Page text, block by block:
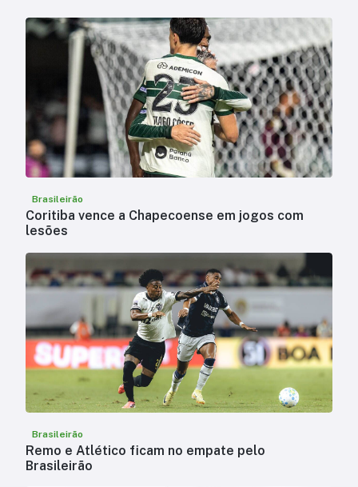
Brasileirão
Coritiba vence a Chapecoense em jogos com
lesões
Brasileirão
Remo e Atlético ficam no empate pelo
Brasileirão